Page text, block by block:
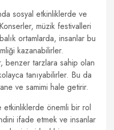
sosyal etkinliklerde ve
müzik festivalleri
ortamlarda, insanlar bu
kazanabilirler.
benzer tarzlara sahip olan
tanıyabilirler. Bu da
ve samimi hale getirir.
önemli bir rol
ifade etmek ve insanlar